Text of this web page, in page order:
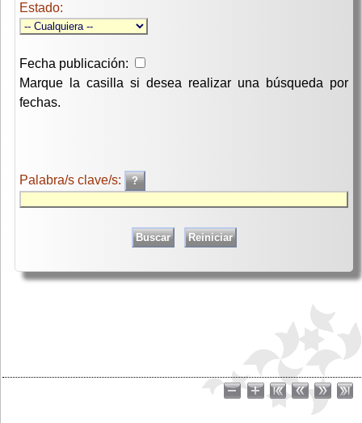
Estado:
Fecha publicación:
Marque la casilla si desea realizar una búsqueda por
fechas.
Palabra/s clave/s: